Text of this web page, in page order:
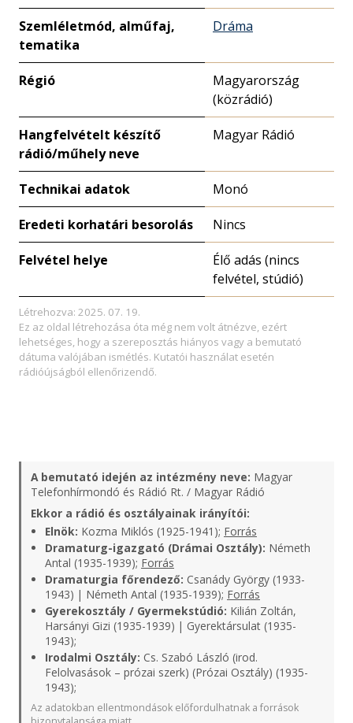
Szemléletmód, alműfaj,
tematika
Dráma
Régió
Magyarország
(közrádió)
Hangfelvételt készítő
rádió/műhely neve
Magyar Rádió
Technikai adatok Monó
Eredeti korhatári besorolás Nincs
Felvétel helye
Élő adás (nincs
felvétel, stúdió)
Létrehozva: 2025. 07. 19.
Ez az oldal létrehozása óta még nem volt átnézve, ezért
lehetséges, hogy a szereposztás hiányos vagy a bemutató
dátuma valójában ismétlés. Kutatói használat esetén
rádióújságból ellenőrizendő.
A bemutató idején az intézmény neve: Magyar
Telefonhírmondó és Rádió Rt. / Magyar Rádió
Ekkor a rádió és osztályainak irányítói:
Elnök: Kozma Miklós (1925-1941); Forrás
Dramaturg-igazgató (Drámai Osztály): Németh
Antal (1935-1939); Forrás
Dramaturgia főrendező: Csanády György (1933-
1943) | Németh Antal (1935-1939); Forrás
Gyerekosztály / Gyermekstúdió: Kilián Zoltán,
Harsányi Gizi (1935-1939) | Gyerektársulat (1935-
1943);
Irodalmi Osztály: Cs. Szabó László (irod.
Felolvasások – prózai szerk) (Prózai Osztály) (1935-
1943);
Az adatokban ellentmondások előfordulhatnak a források